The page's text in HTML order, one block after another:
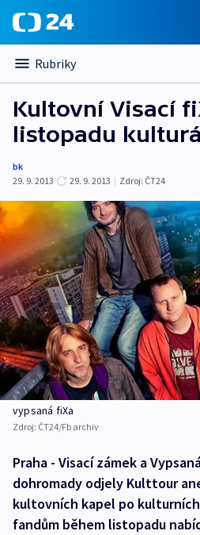
Rubriky
Kultovní Visací
listopadu
bk
29. 9. 2013
29. 9. 2013 | Zdroj: ČT24
vypsaná fiXa
Zdroj: ČT24/Fb archiv
Praha - Visací zámek a
dohromady odjely Kulttour
kultovních kapel po
fandům během listopadu